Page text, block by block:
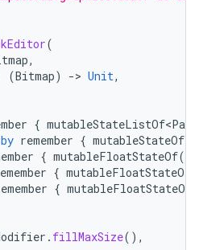
(
,
(Bitmap) -> Unit,
{
by remember {
{ mutableFloatStateOf(
{ mutableFloatStateOf
{ mutableFloatStateOf
. fillMaxSize(),